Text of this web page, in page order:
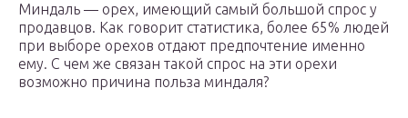
Миндаль — орех, имеющий самый большой спрос у
продавцов. Как говорит статистика, более 65% людей
при выборе орехов отдают предпочтение именно
ему. С чем же связан такой спрос на эти орехи
возможно причина польза миндаля?